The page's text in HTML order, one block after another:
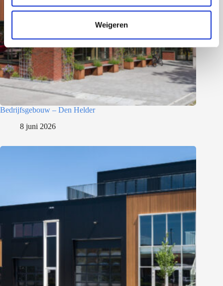
Weigeren
Bedrijfsgebouw – Den Helder
8 juni 2026